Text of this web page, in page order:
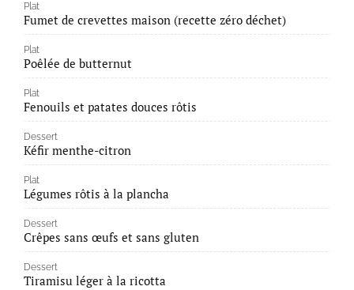
Plat
Fumet de crevettes maison (recette zéro déchet)
Plat
Poêlée de butternut
Plat
Fenouils et patates douces rôtis
Dessert
Kéfir menthe-citron
Plat
Légumes rôtis à la plancha
Dessert
Crêpes sans œufs et sans gluten
Dessert
Tiramisu léger à la ricotta